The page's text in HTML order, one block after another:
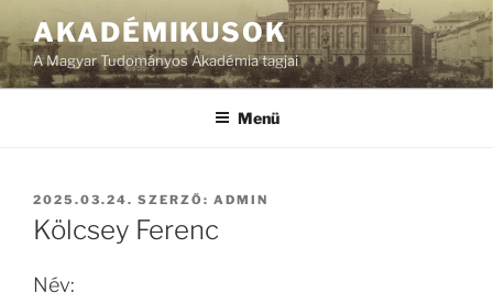
AKADÉMIKUSOK
A Magyar Tudományos Akadémia tagjai
Menü
BEKÜLDVE:
2025.03.24. SZERZŐ: ADMIN
Kölcsey Ferenc
Név: